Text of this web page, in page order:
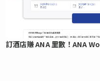
訂酒店賺 ANA 里數！ANA